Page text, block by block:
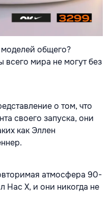
моделей общего?
всего мира не могут без
о том, что
своего запуска, они
как Эллен
атмосфера 90-
Наc X, и они никогда не